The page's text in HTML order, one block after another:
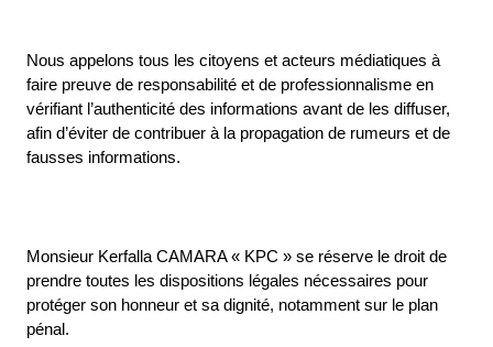
Nous appelons tous les citoyens et acteurs médiatiques à
faire preuve de responsabilité et de professionnalisme en
vérifiant l’authenticité des informations avant de les diffuser,
afin d’éviter de contribuer à la propagation de rumeurs et de
fausses informations.
Monsieur Kerfalla CAMARA « KPC » se réserve le droit de
prendre toutes les dispositions légales nécessaires pour
protéger son honneur et sa dignité, notamment sur le plan
pénal.